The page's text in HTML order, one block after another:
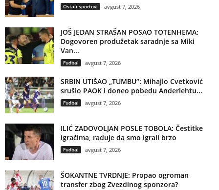
Ostali sportovi avgust 7, 2026
JOŠ JEDAN STRAŠAN POSAO TOTENHEMA:
Dogovoren produžetak saradnje sa Miki
Van...
Fudbal avgust 7, 2026
SRBIN UTIŠAO „TUMBU“: Mihajlo Cvetković
srušio PAOK i doneo pobedu Anderlehtu...
Fudbal avgust 7, 2026
ILIĆ ZADOVOLJAN POSLE TOBOLA: Čestitke
igračima, raduje da smo igrali brzo
Fudbal avgust 7, 2026
ŠOKANTNE TVRDNJE: Propao ogroman
transfer zbog Zvezdinog sponzora?